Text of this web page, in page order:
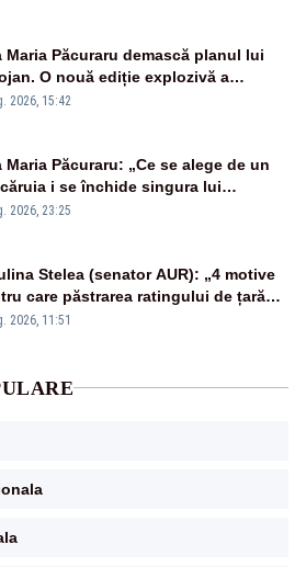
Maria Păcuraru demască planul lui
O nouă ediție explozivă a
„Miza Zilei” la Realitatea PLUS
2026, 15:42
Maria Păcuraru: „Ce se alege de un
i se închide singura lui
2026, 23:25
Stelea (senator AUR): „4 motive
care păstrarea ratingului de țară
o reușită pentru Guvernul
2026, 11:51